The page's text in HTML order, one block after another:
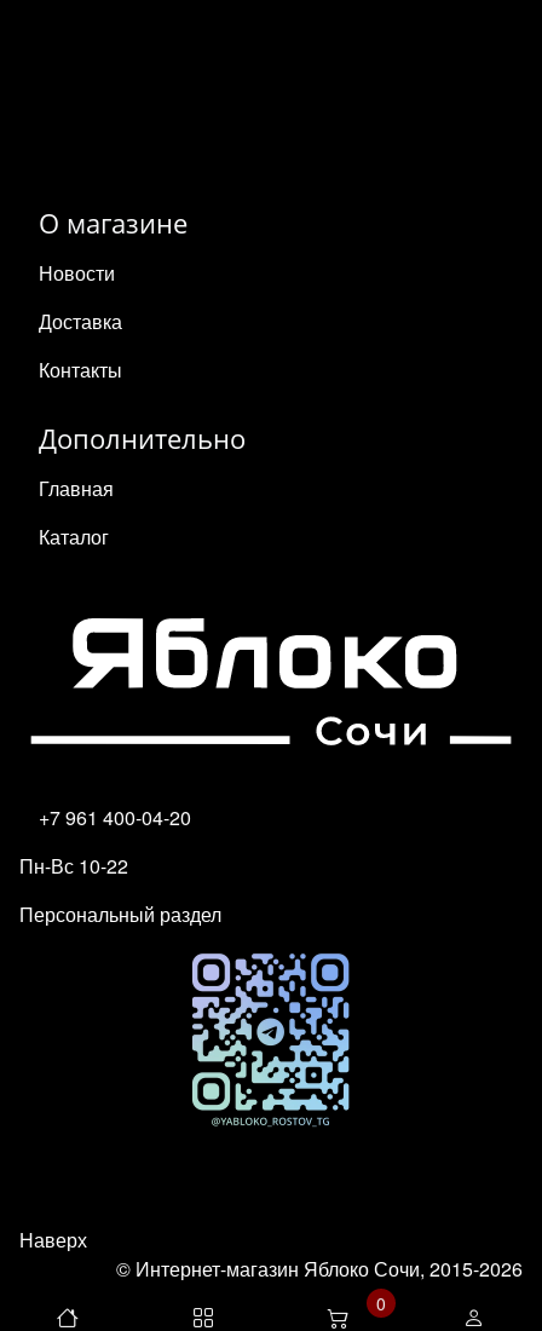
О магазине
Новости
Доставка
Контакты
Дополнительно
Главная
Каталог
+7 961 400-04-20
Пн-Вс 10-22
Персональный раздел
Наверх
© Интернет-магазин Яблоко Сочи, 2015-2026
0